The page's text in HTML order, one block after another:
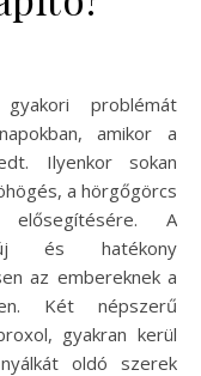
amikor a
Ilyenkor sokan
a hörgőgörcs
A
új és hatékony
az embereknek a
Két népszerű
gyakran kerül
oldó szerek